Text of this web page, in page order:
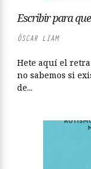
Escribir para
ÓSCAR LIAM
Hete aquí el
no sabemos si
de...